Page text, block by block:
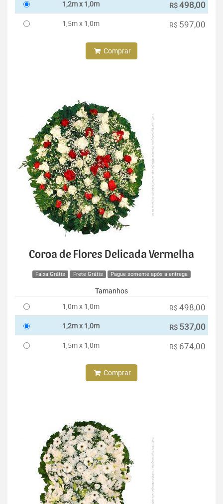
1,2m x 1,0m R$498,00
1,5m x 1,0m R$ 597,00
Comprar
Coroa de Flores Delicada Vermelha
Faixa Grátis Frete Grátis Pague somente após a entrega
Tamanhos
1,0m x 1,0m
R$ 498,00
1,2m x 1,0m R$ 537,00
1,5m x 1,0m R$ 674,00
Comprar